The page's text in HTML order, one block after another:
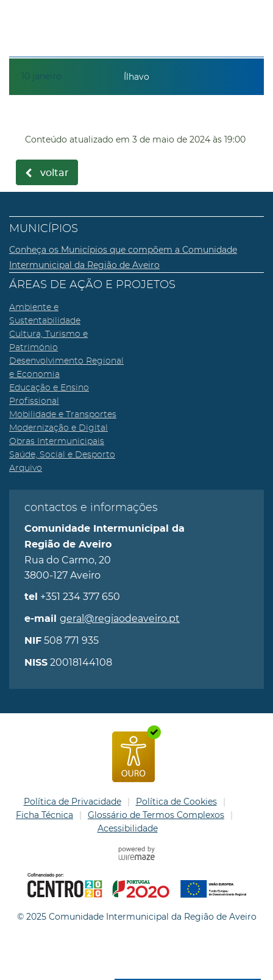
10 janeiro Ílhavo
Conteúdo atualizado em 3 de maio de 2024 às 19:00
voltar
MUNICÍPIOS
Conheça os Municípios que compõem a Comunidade
Intermunicipal da Região de Aveiro
ÁREAS DE AÇÃO E PROJETOS
Ambiente e
Sustentabilidade
Cultura, Turismo e
Património
Desenvolvimento Regional
e Economia
Educação e Ensino
Profissional
Mobilidade e Transportes
Modernização e Digital
Obras Intermunicipais
Saúde, Social e Desporto
Arquivo
contactos e informações
Comunidade Intermunicipal da
Região de Aveiro
Rua do Carmo, 20
3800-127 Aveiro
tel +351 234 377 650
e-mail geral@regiaodeaveiro.pt
NIF 508 771 935
NISS 20018144108
Política de Privacidade
Política de Cookies
Ficha Técnica
Glossário de Termos Complexos
Acessibilidade
© 2025 Comunidade Intermunicipal da Região de Aveiro